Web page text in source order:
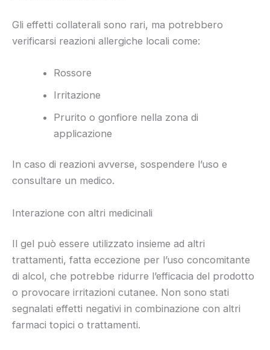
Gli effetti collaterali sono rari, ma potrebbero
verificarsi reazioni allergiche locali come:
Rossore
Irritazione
Prurito o gonfiore nella zona di
applicazione
In caso di reazioni avverse, sospendere l’uso e
consultare un medico.
Interazione con altri medicinali
Il gel può essere utilizzato insieme ad altri
trattamenti, fatta eccezione per l’uso concomitante
di alcol, che potrebbe ridurre l’efficacia del prodotto
o provocare irritazioni cutanee. Non sono stati
segnalati effetti negativi in combinazione con altri
farmaci topici o trattamenti.